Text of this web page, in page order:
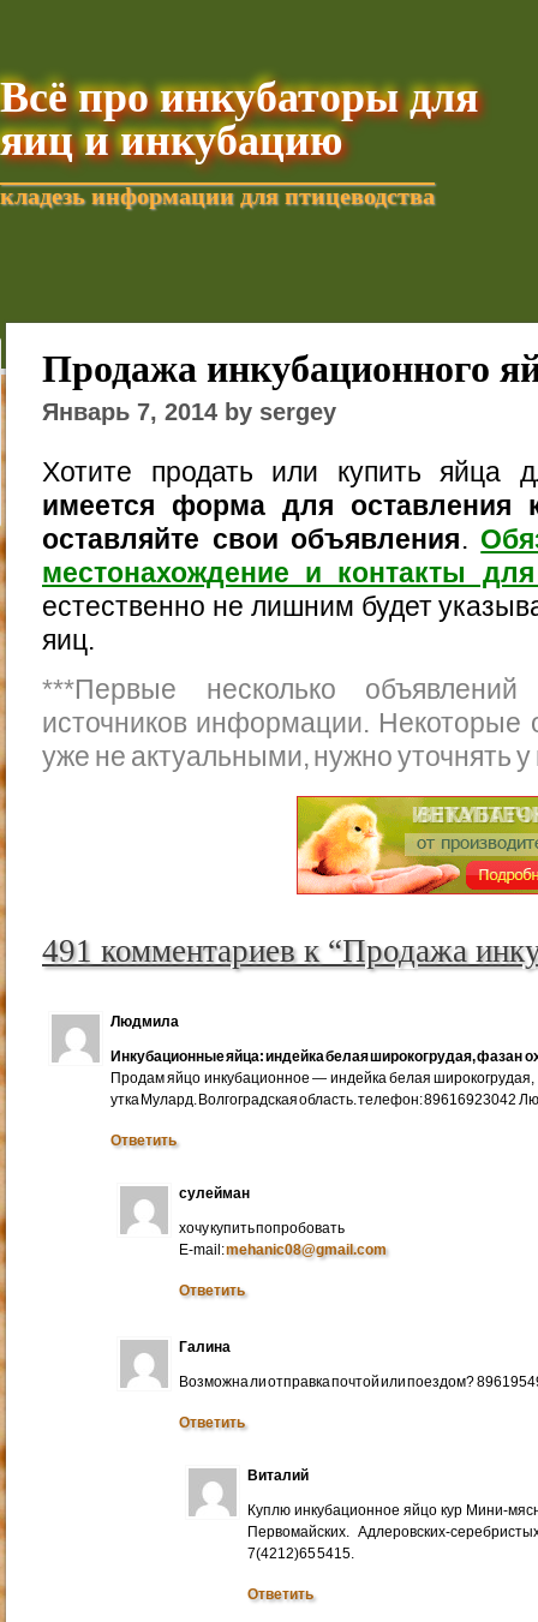
Всё про инкубаторы для
яиц и инкубацию
кладезь информации для птицеводства
Добавить текущую
Продажа инкубационного
Январь 7, 2014 by sergey
Хотите продать или купить яйца
имеется форма для оставления
оставляйте свои объявления.
местонахождение и контакты
естественно не лишним будет
яиц.
***Первые несколько
источников информации. Некоторые
уже не актуальными, нужно уточнять
491 комментариев к “Продажа
Людмила
Инкубационные яйца: индейка белая широкогрудая, фазан
Продам яйцо инкубационное — индейка белая
утка Мулард. Волгоградская область. телефон: 89616923042
Ответить
сулейман
хочу купить попробовать
E-mail:mehanic08@gmail.com
Ответить
Галина
Возможна ли отправка почтой или поездом?
Ответить
Виталий
Куплю инкубационное яйцо кур Мини-
Первомайских. Адлеровских-
7(4212)65 5415.
Ответить